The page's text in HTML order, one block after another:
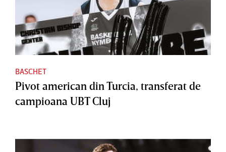
BASCHET
Pivot american din Turcia, transferat de
campioana UBT Cluj